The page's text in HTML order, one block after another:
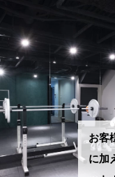
お客
に加